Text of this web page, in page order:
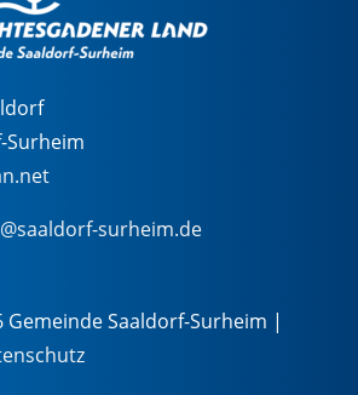
Surheim
surheim.de
Saaldorf-Surheim |